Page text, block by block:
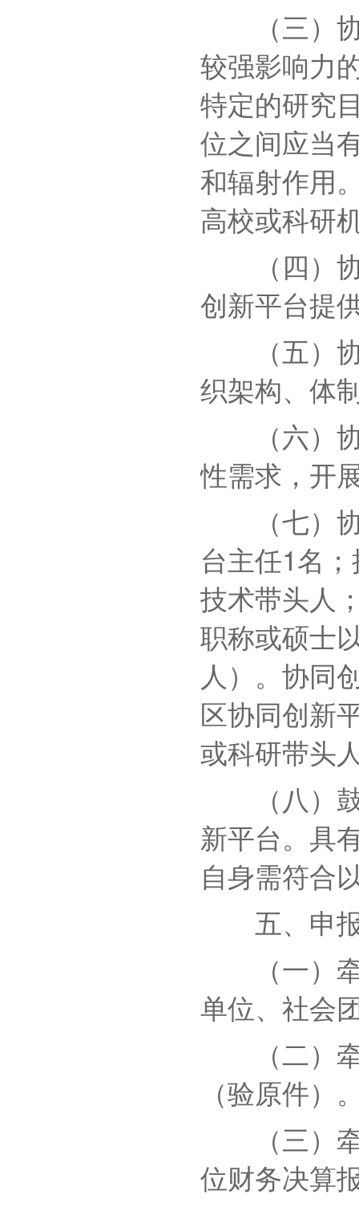
（三）协
较强影响力
特定的研究
位之间应当
和辐射作用
高校或科研
（四）协
创新平台提
（五）协
织架构、体
（六）协
性需求，开
（七）协
台主任1名
技术带头人
职称或硕士
人）。协同
区协同创新
或科研带头
（八）鼓
新平台。具
自身需符合
五、申
（一）牵
单位、社会
（二）牵
（验原件）
（三）牵
位财务决算